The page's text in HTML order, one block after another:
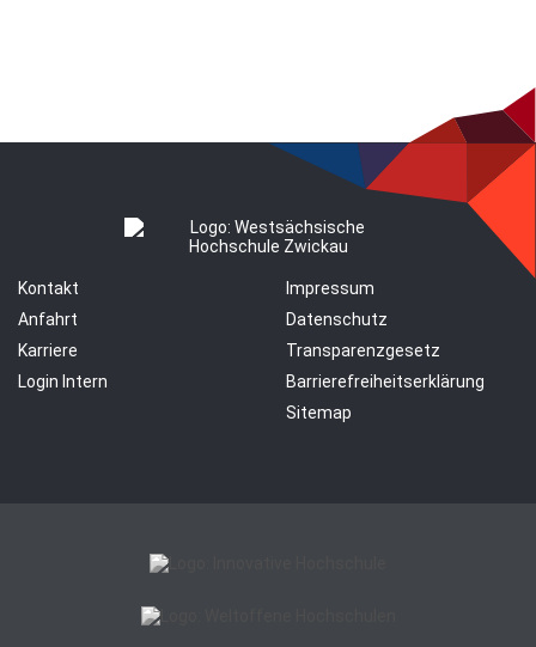
Kontakt
Anfahrt
Karriere
Login Intern
Impressum
Datenschutz
Transparenzgesetz
Barrierefreiheitserklärung
Sitemap